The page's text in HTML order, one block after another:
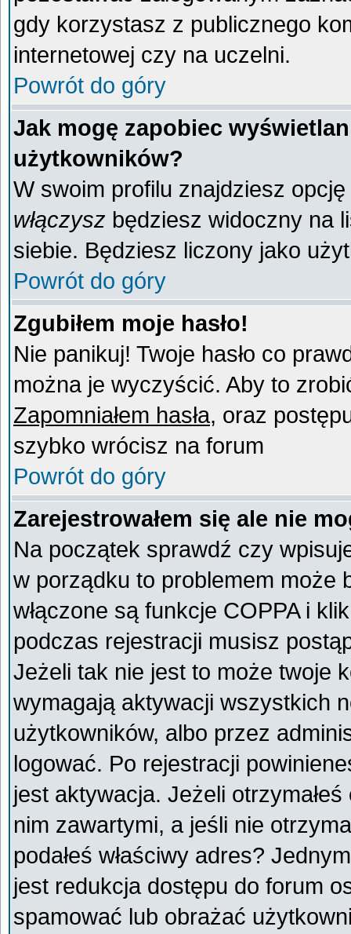
gdy korzystasz z publicznego
internetowej czy na uczelni.
Powrót do góry
Jak mogę zapobiec
użytkowników?
W swoim profilu znajdziesz opcję
włączysz będziesz widoczny na
siebie. Będziesz liczony jako
Powrót do góry
Zgubiłem moje hasło!
Nie panikuj! Twoje hasło co
można je wyczyścić. Aby to
Zapomniałem hasła, oraz
szybko wrócisz na forum
Powrót do góry
Zarejestrowałem się ale nie
Na początek sprawdź czy
w porządku to problemem może
włączone są funkcje COPPA i
podczas rejestracji musisz
Jeżeli tak nie jest to może twoje
wymagają aktywacji wszystkich
użytkowników, albo przez
logować. Po rejestracji
jest aktywacja. Jeżeli
nim zawartymi, a jeśli nie
podałeś właściwy adres?
jest redukcja dostępu do forum
spamować lub obrażać